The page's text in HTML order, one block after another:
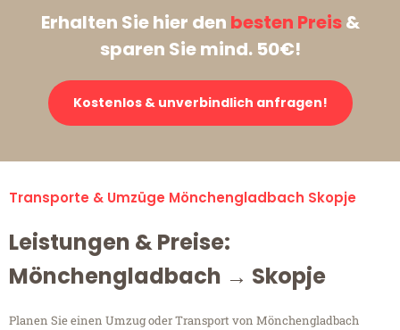
Erhalten Sie hier den besten Preis&
sparen Sie mind. 50€!
Kostenlos & unverbindlich anfragen!
Transporte & Umzüge Mönchengladbach Skopje
Leistungen & Preise:
Mönchengladbach → Skopje
Planen Sie einen Umzug oder Transport von Mönchengladbach